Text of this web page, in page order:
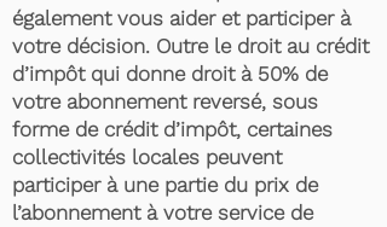
également vous aider et participer à
votre décision. Outre le droit au crédit
d’impôt qui donne droit à 50% de
votre abonnement reversé, sous
forme de crédit d’impôt, certaines
collectivités locales peuvent
participer à une partie du prix de
l’abonnement à votre service de